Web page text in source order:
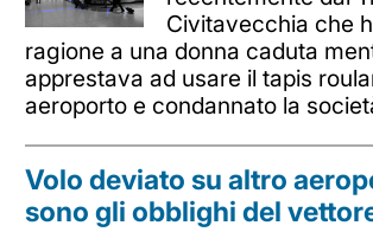
Civitavecchia che
ragione a una donna caduta
apprestava ad usare il tapis
aeroporto e condannato la
Volo deviato su altro
sono gli obblighi del